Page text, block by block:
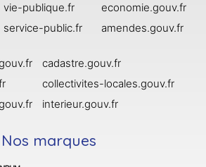
vie-publique.fr
service-public.fr
economie.gouv.fr
amendes.gouv.fr
cadastre.gouv.fr
collectivites-locales.gouv.fr
interieur.gouv.fr
Nos marques